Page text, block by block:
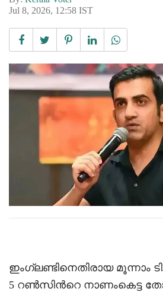
Jul 8, 2026, 12:58 IST
ഇംഗ്ലണ്ടിനെതിരായ മൂന്നാം
5 റൺസിന്‍റെ നാണംകെട്ട